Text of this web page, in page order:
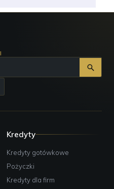
18:00, nd: 09:00-16:00;
Lublin;
60, Lublin;
22:00;
Kredyty
Kredyty gotówkowe
Pożyczki
Kredyty dla firm